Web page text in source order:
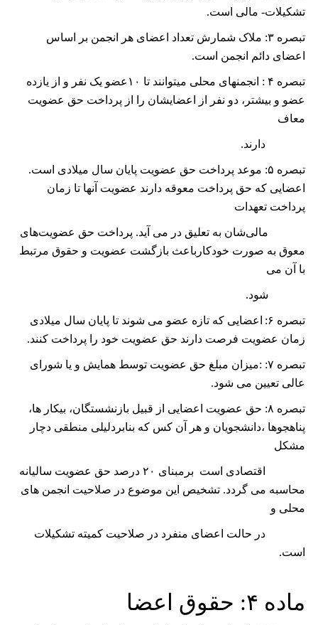
تشکیلات- مالی است.
تبصره ۳: ملاک شمارش تعداد اعضای هر انجمن بر اساس
اعضای دائم انجمن است.
ﺗﺒﺼﺮه ۴: اﻧﺠﻤﻨﮭﺎی ﻣﺤﻠﯽ ﻣﯿﺘﻮاﻧﻨﺪ ﺗﺎ ۱۰ ﻋﻀﻮ ﯾﮏ ﻧﻔﺮ و از ﯾﺎزده
ﻋﻀﻮ و ﺑﯿﺸﺘﺮ، دو ﻧﻔﺮ از اﻋﻀﺎﯾﺸﺎن را از ﭘﺮداﺧﺖ ﺣﻖ ﻋﻀﻮﯾﺖ
ﻣﻌﺎف
دارﻧﺪ.
تبصره ۵: موعد پرداخت حق عضویت پایان سال میلادی است.
اعضایی که حق پرداخت معوقه دارند عضویت آنها تا زمان
پرداخت تعهدات
مالی‌شان به تعلیق در می آید. پرداخت حق عضویت‌های
معوق به صورت خودکارباعث بازگشت عضویت و حقوق مرتبط
با آن می
شود.
تبصره ۶:
اعضایی که تازه عضو می شوند تا پایان سال میلادی
زمان عضویت فرصت دارند حق عضویت خود را پرداخت کنند.
تبصره ۷: :میزان مبلغ حق عضویت توسط همایش و یا شورای
عالی تعیین می شود.
تبصره ۸: حق عضویت اعضایی از قبیل بازنشستگان، بیکار ها،
پناهجو‌ها ،دانشجویان و ھر آن کس که بنابردلیلی منطقی دچار
مشکل
اقتصادی است برمبنای ۲۰درصد حق عضویت سالیانه
محاسبه می گردد. تشخیص این موضوع در صلاحیت انجمن ھای
محلی و
در حالت اعضای منفرد در صلاحیت کمیته تشکیلات
است.
ﻣﺎﺩﻩ ۴: ﺣﻘﻮﻕ ﺍﻋﻀﺎ